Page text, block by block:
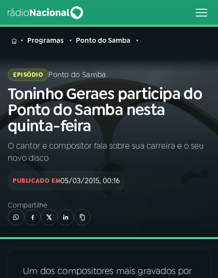
MENU
Buscar
na
Rádio
Nacional
Buscar
AO VIVO
INÍCIO
02A RÁDIO
03PROGRAMAÇÃO
04 PROGRAMAS
Programas Ponto do Samba
EPISÓDIO Ponto do Samba
Toninho Geraes participa do
Ponto do Samba nesta
quinta-feira
O cantor e compositor fala sobre sua carreira e o seu
novo disco
PUBLICADO EM05/03/2015, 00:16
Compartilhe
Um dos compositores mais gravados por